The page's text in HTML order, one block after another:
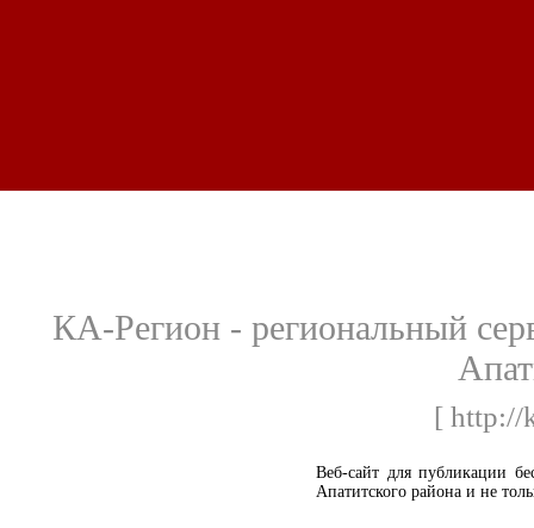
КА-Регион - региональный
[ http://
Веб-сайт для публикации
Апатитского района и не